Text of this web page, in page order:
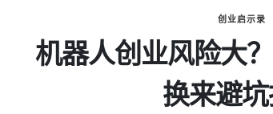
创业启示录
机器人创业风险大
换来避